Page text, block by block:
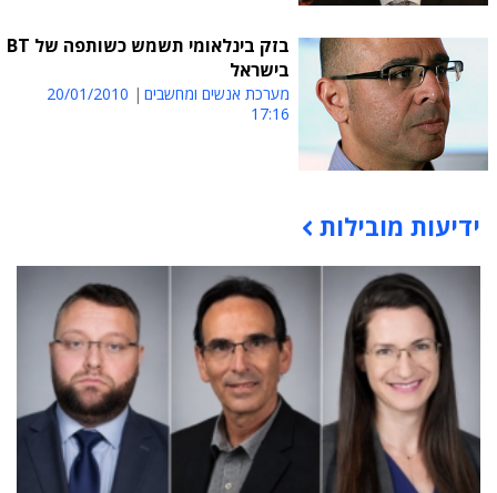
בזק בינלאומי תשמש כשותפה של BT
בישראל
מערכת אנשים ומחשבים
20/01/2010
17:16
תוכן פרסומי
ידיעות מובילות